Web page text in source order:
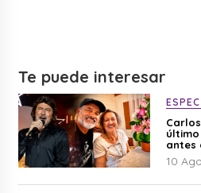
Te puede interesar
antes
para
10